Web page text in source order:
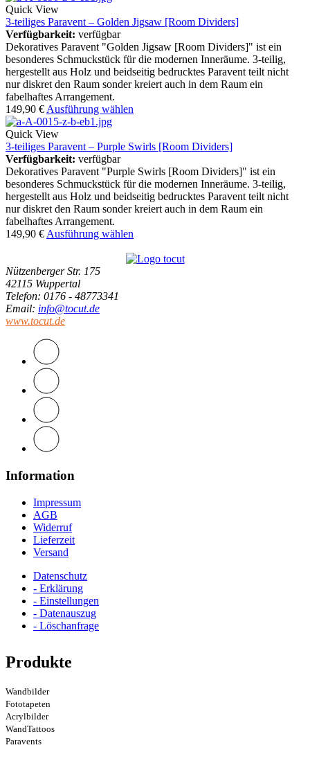
Quick View
3-teiliges Paravent – Golden Jigsaw [Room Dividers]
Verfügbarkeit: verfügbar
Dekoratives Paravent "Golden Jigsaw [Room Dividers]" ist ein
besonderes Schmuckstück für die modernen Inneräume. 3-teilig,
hergestellt aus Holz und beidseitig bedrucktes Paravent teilt nicht
nur diskret den Raum sonder kreiert auch in dem Raum ein
fabelhaftes Arrangement.
149,90 € Ausführung wählen
Quick View
3-teiliges Paravent – Purple Swirls [Room Dividers]
Verfügbarkeit: verfügbar
Dekoratives Paravent "Purple Swirls [Room Dividers]" ist ein
besonderes Schmuckstück für die modernen Inneräume. 3-teilig,
hergestellt aus Holz und beidseitig bedrucktes Paravent teilt nicht
nur diskret den Raum sonder kreiert auch in dem Raum ein
fabelhaftes Arrangement.
149,90 € Ausführung wählen
Nützenberger Str. 175
42115 Wuppertal
Telefon: 0176 - 48773341
Email: info@tocut.de
www.tocut.de
Information
Impressum
AGB
Widerruf
Lieferzeit
Versand
Datenschutz
- Erklärung
- Einstellungen
- Datenauszug
- Löschanfrage
Produkte
Wandbilder
Fototapeten
Acrylbilder
WandTattoos
Paravents